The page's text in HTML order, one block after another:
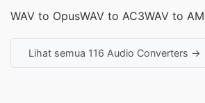
WAV to OpusWAV to AC3WAV to
Lihat semua 116 Audio Converters →